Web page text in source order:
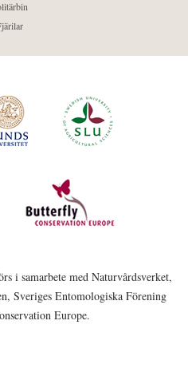
i samarbete med Naturvårdsverket,
Sveriges Entomologiska Förening
Europe.